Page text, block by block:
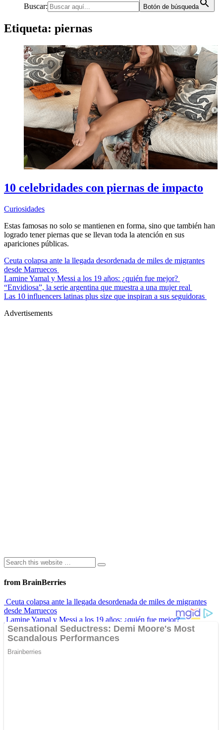
Buscar: Botón de búsqueda
Etiqueta: piernas
10 celebridades con piernas de impacto
Curiosidades
Estas famosas no solo se mantienen en forma, sino que también han
logrado tener piernas que se llevan toda la atención en sus
apariciones públicas.
Ceuta colapsa ante la llegada desordenada de miles de migrantes
desde Marruecos
Lamine Yamal y Messi a los 19 años: ¿quién fue mejor?
“Envidiosa”, la serie argentina que muestra a una mujer real
Las 10 influencers latinas plus size que inspiran a sus seguidoras
Advertisements
from BrainBerries
Ceuta colapsa ante la llegada desordenada de miles de migrantes
desde Marruecos
Lamine Yamal y Messi a los 19 años: ¿quién fue mejor?
“Envidiosa”, la serie argentina que muestra a una mujer real
Las 10 influencers latinas plus size que inspiran a sus seguidoras
liderar